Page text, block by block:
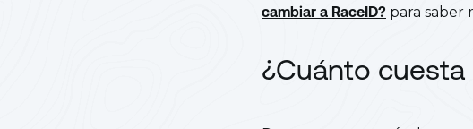
cambiar a RaceID? para saber
¿Cuánto